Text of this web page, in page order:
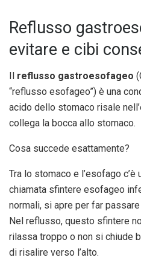
Reflusso
evitare e cibi
reflusso gastroesofageo
“reflusso esofageo”) è una
acido dello stomaco risale
collega la bocca allo stomaco.
Cosa succede esattamente?
Tra lo stomaco e l’esofago c’è
chiamata sfintere esofageo
normali, si apre per far
Nel reflusso, questo sfintere
rilassa troppo o non si chiude
di risalire verso l’alto.